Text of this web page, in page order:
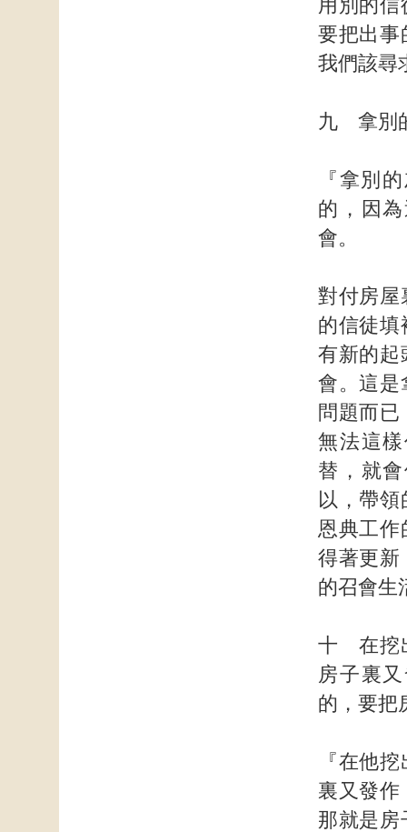
用別的
要把出事
我們該尋
九 拿別
『拿別
的，因
會。
對付房屋
的信徒填
有新的起
會。這是
問題而
無法這
替，就
以，帶
恩典工作
得著更新
的召會生
十 在挖
房子裏
的，要把
『在他
裏又發作
那就是房